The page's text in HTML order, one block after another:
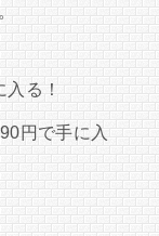
る！
円で手に入